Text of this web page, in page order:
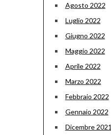
Agosto 2022
Luglio 2022
Giugno 2022
Maggio 2022
Aprile 2022
Marzo 2022
Febbraio 2022
Gennaio 2022
Dicembre 2021